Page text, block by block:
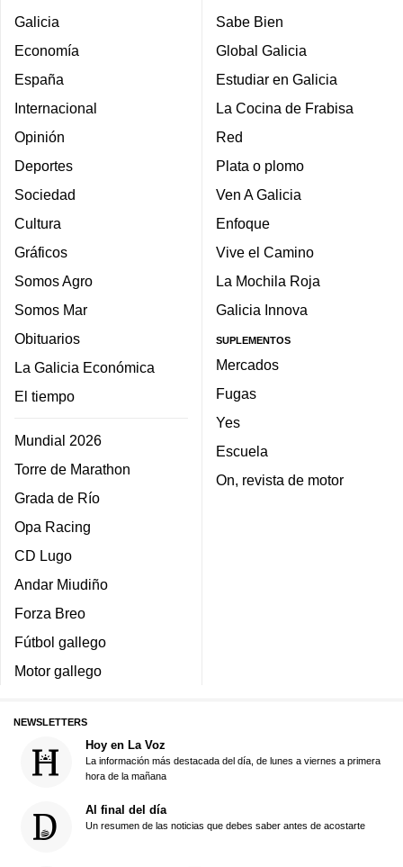
Galicia
Economía
España
Internacional
Opinión
Deportes
Sociedad
Cultura
Gráficos
Somos Agro
Somos Mar
Obituarios
La Galicia Económica
El tiempo
Mundial 2026
Torre de Marathon
Grada de Río
Opa Racing
CD Lugo
Andar Miudiño
Forza Breo
Fútbol gallego
Motor gallego
Sabe Bien
Global Galicia
Estudiar en Galicia
La Cocina de Frabisa
Red
Plata o plomo
Ven A Galicia
Enfoque
Vive el Camino
La Mochila Roja
Galicia Innova
SUPLEMENTOS
Mercados
Fugas
Yes
Escuela
On, revista de motor
NEWSLETTERS
Hoy en La Voz
La información más destacada del día, de lunes a viernes a primera
hora de la mañana
Al final del día
Un resumen de las noticias que debes saber antes de acostarte